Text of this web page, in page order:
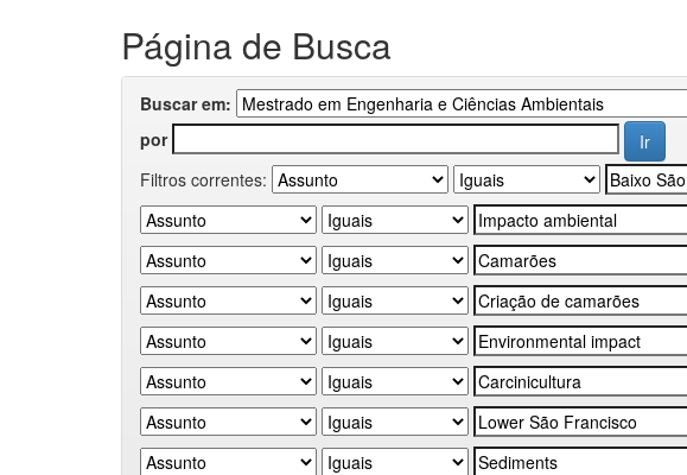
Página de Busca
Buscar em:
por
Filtros correntes: